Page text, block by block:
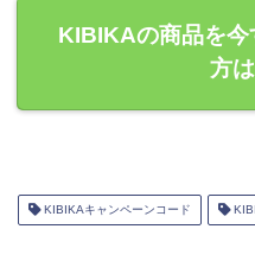
KIBIKAの商品を今
方
KIBIKAキャンペーンコード